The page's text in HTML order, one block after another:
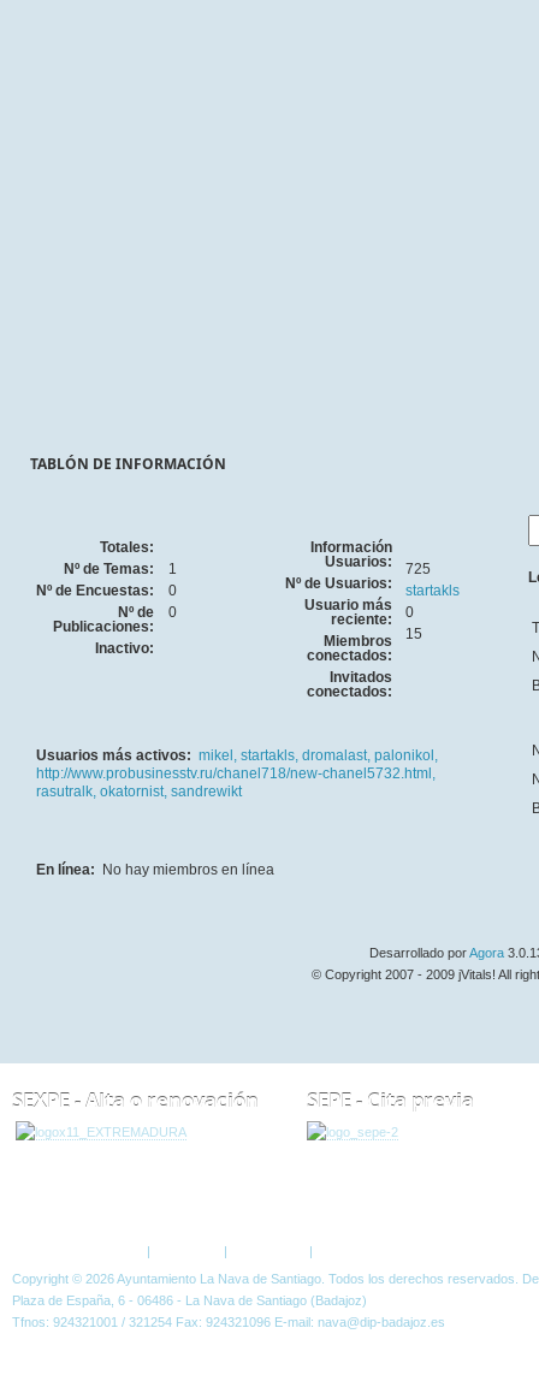
TABLÓN DE INFORMACIÓN
Totales:
Nº de Temas:
1
Nº de Encuestas:
0
Nº de
Publicaciones:
0
Inactivo:
Información
Usuarios:
Nº de Usuarios:
725
Usuario más
reciente:
startakls
Miembros
conectados:
0
Invitados
conectados:
15
Usuarios más activos: mikel, startakls, dromalast, palonikol,
http://www.probusinesstv.ru/chanel718/new-chanel5732.html,
rasutralk, okatornist, sandrewikt
En línea: No hay miembros en línea
Desarrollado porAgora
© Copyright 2007 - 2009 jVitals! All
SEXPE - Alta o renovación SEPE - Cita previa
| | |
Copyright © 2026 Ayuntamiento La Nava de Santiago. Todos los derechos reservados.
Plaza de España, 6 - 06486 - La Nava de Santiago (Badajoz)
Tfnos: 924321001 / 321254 Fax: 924321096 E-mail: nava@dip-badajoz.es